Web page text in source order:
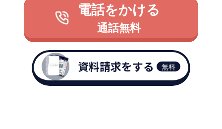
電話をかける
通話無料
資料請求をする 無料